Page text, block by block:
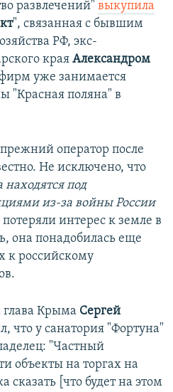
развлечений" выкупила
", связанная с бывшим
РФ, экс-
края Александром
уже занимается
"Красная поляна" в
оператор после
Не исключено, что
находятся под
из-за войны России
потеряли интерес к земле в
она понадобилась еще
к российскому
Крыма Сергей
что у санатория "Фортуна"
"Частный
объекты на торгах на
сказать [что будет на этом